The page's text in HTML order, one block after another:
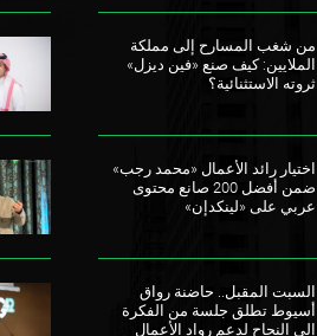
من شغب المسارح إلى مملكة
الملايين: كيف صنع «فين ديزل»
ثروته الاستثنائية؟
اختيار رائد الأعمال «محمد رجب»
ضمن أفضل 200 صانع محتوى
عربي على «لينكدإن»
السبت المقبل.. حاضنة رواق
أسيوط تطلق جلسة من الفكرة
إلى النجاح لدعم رواد الأعمال